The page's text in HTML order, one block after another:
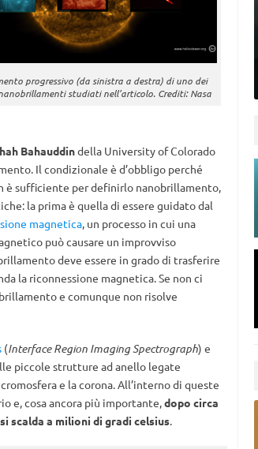
progressivo (da sinistra a destra) di uno dei
studiati nell’articolo. Crediti: Nasa
Bahauddindella University of Colorado
Il condizionale è d’obbligo perché
è sufficiente per definirlo nanobrillamento,
la prima è quella di essere guidato dal
magnetica, un processo in cui una
può causare un improvviso
deve essere in grado di trasferire
la riconnessione magnetica. Se non ci
e comunque non risolve
(Interface Region Imaging Spectrograph) e
piccole strutture ad anello legate
e la corona. All’interno di queste
e, cosa ancora più importante,dopo circa
scalda a milioni di gradi celsius.